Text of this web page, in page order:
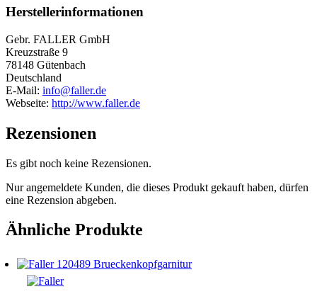
Herstellerinformationen
Gebr. FALLER GmbH
Kreuzstraße 9
78148 Gütenbach
Deutschland
E-Mail: info@faller.de
Webseite: http://www.faller.de
Rezensionen
Es gibt noch keine Rezensionen.
Nur angemeldete Kunden, die dieses Produkt gekauft haben, dürfen
eine Rezension abgeben.
Ähnliche Produkte